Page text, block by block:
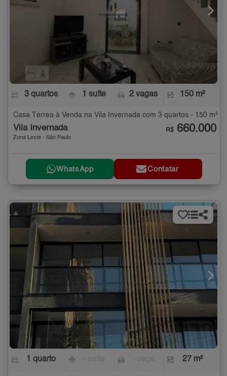
3 quartos 1 suíte 2 vagas 150 m²
Casa Térrea à Venda na Vila Invernada com 3 quartos - 150 m²
Vila Invernada
Zona Leste - São Paulo
R$ 660.000
WhatsApp Contatar
1 quarto 27 m²